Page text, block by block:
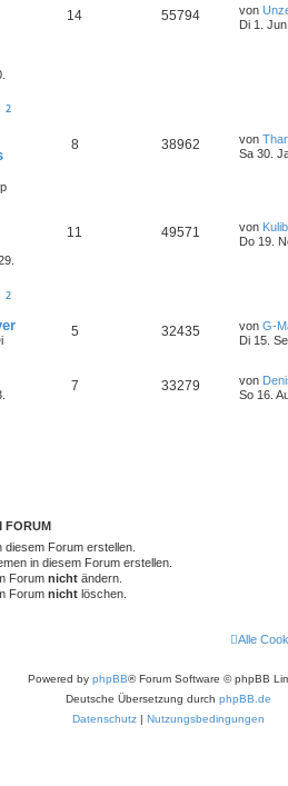
2
14 55794 von
Di 1.
8 38962 von
Sa 30.
2
11 49571 von
Do 19.
5 32435 von G-
Di 15.
7 33279 von
So 16.
FORUM
diesem Forum erstellen.
in diesem Forum erstellen.
Forum nicht ändern.
Forum nicht löschen.
Alle
Powered by phpBB® Forum Software © phpBB
Deutsche Übersetzung durch phpBB.de
Datenschutz | Nutzungsbedingungen